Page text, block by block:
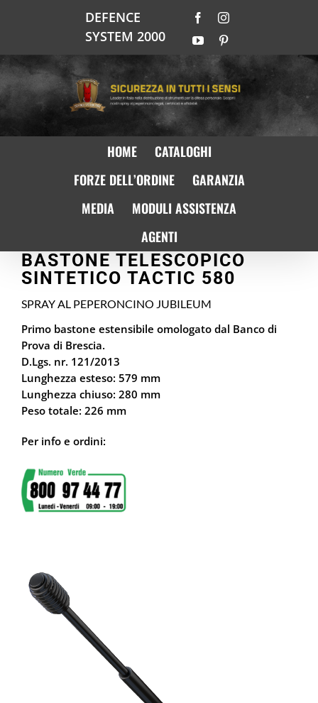
DEFENCE
SYSTEM 2000
FacebookInstagram
YouTubePinterest
HOME
CATALOGHI
FORZE DELL’ORDINE
GARANZIA
MEDIA
MODULI ASSISTENZA
AGENTI
BASTONE TELESCOPICO
SINTETICO TACTIC 580
SPRAY AL PEPERONCINO JUBILEUM
Primo bastone estensibile omologato dal Banco di
Prova di Brescia.
D.Lgs. nr. 121/2013
Lunghezza esteso: 579 mm
Lunghezza chiuso: 280 mm
Peso totale: 226 mm
Per info e ordini: